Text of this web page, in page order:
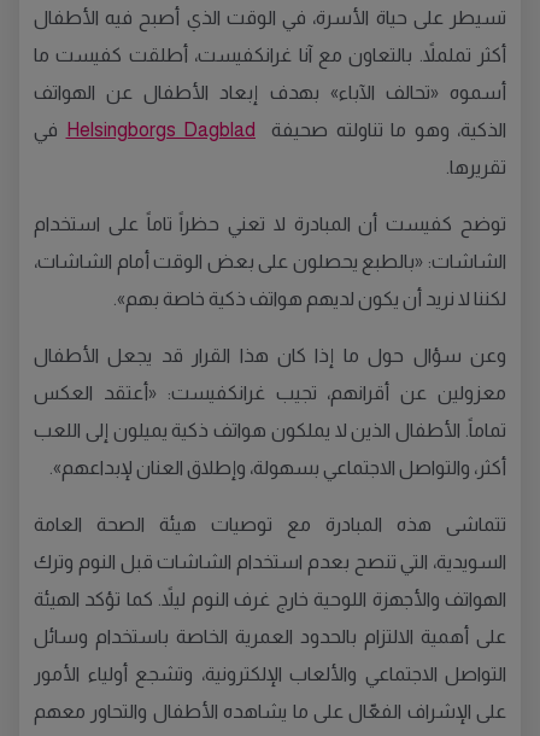
تسيطر على حياة الأسرة، في الوقت الذي أصبح فيه الأطفال
أكثر تململاً. بالتعاون مع آنا غرانكفيست، أطلقت كفيست ما
أسموه «تحالف الآباء» بهدف إبعاد الأطفال عن الهواتف
الذكية، وهو ما تناولته صحيفة
Helsingborgs Dagblad
في
تقريرها.
توضح كفيست أن المبادرة لا تعني حظراً تاماً على استخدام
الشاشات: «بالطبع يحصلون على بعض الوقت أمام الشاشات،
لكننا لا نريد أن يكون لديهم هواتف ذكية خاصة بهم».
وعن سؤال حول ما إذا كان هذا القرار قد يجعل الأطفال
معزولين عن أقرانهم، تجيب غرانكفيست: «أعتقد العكس
تماماً. الأطفال الذين لا يملكون هواتف ذكية يميلون إلى اللعب
أكثر، والتواصل الاجتماعي بسهولة، وإطلاق العنان لإبداعهم».
تتماشى هذه المبادرة مع توصيات هيئة الصحة العامة
السويدية، التي تنصح بعدم استخدام الشاشات قبل النوم وترك
الهواتف والأجهزة اللوحية خارج غرف النوم ليلاً. كما تؤكد الهيئة
على أهمية الالتزام بالحدود العمرية الخاصة باستخدام وسائل
التواصل الاجتماعي والألعاب الإلكترونية، وتشجع أولياء الأمور
على الإشراف الفعّال على ما يشاهده الأطفال والتحاور معهم